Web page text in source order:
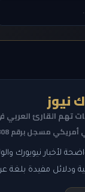
نيوز
تهم القارئ العربي
مسجل برقم 0451351808
لأخبار نيويورك
ودلائل مفيدة بلغة